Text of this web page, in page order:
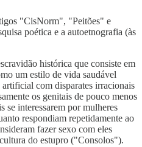
"CisNorm", "Peitões" e
poética e a autoetnografia (às
histórica que consiste em
um estilo de vida saudável
com disparates irracionais
os genitais de pouco menos
se interessarem por mulheres
respondiam repetidamente ao
fazer sexo com eles
do estupro ("Consolos").